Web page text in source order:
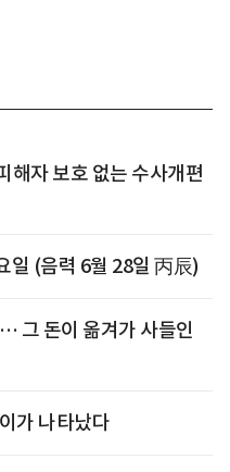
해자 보호 없는 수사개편
일 (음력 6월 28일 丙辰)
그 돈이 옮겨가 사들인
가 나타났다